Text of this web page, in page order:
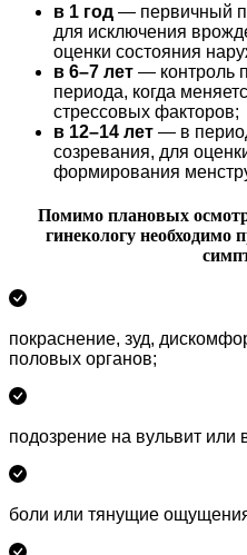
в 1 год — первичный
для исключения
оценки состояния
в 6–7 лет — контроль
периода, когда
стрессовых факторов;
в 12–14 лет — в
созревания, для
формирования
Помимо плановых
гинекологу
покраснение, зуд,
половых органов;
подозрение на вульвит или
боли или тянущие